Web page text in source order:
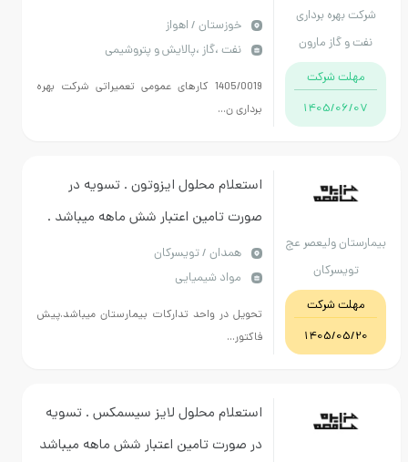
بهره برداری
و گاز مارون
مهلت شرکت
1405/06/07
برداری نفت و گاز مارون
خوزستان / اهواز
نفت ،گاز ،پالایش و پتروشیمی
1405/0019 کارهای عمومی تعمیراتی شرکت بهره
برداری ن...
ولیعصر عج
تویسرکان
مهلت شرکت
1405/05/20
استعلام محلول ایزوتون . تسویه در
صورت تامین اعتبار شش ماهه میباشد .
تعداد 200 گالن میباشدهمدان / تویسرکان
مواد شیمیایی
تحویل در واحد تدارکات بیمارستان میباشد.پیش
فاکتور...
استعلام محلول لایز سیسمکس . تسویه
در صورت تامین اعتبار شش ماهه میباشد